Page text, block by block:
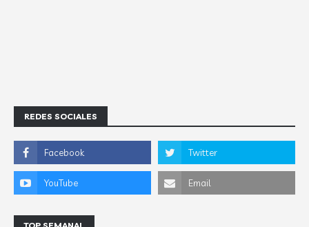
REDES SOCIALES